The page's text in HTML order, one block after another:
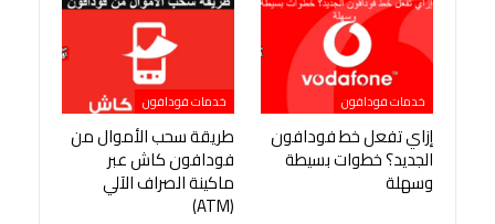
خدمات فودافون
إزاي تفعل خط فودافون
الجديد؟ خطوات بسيطة
وسهلة
خدمات فودافون
طريقة سحب الأموال من
فودافون كاش عبر
ماكينة الصراف الآلي
(ATM)